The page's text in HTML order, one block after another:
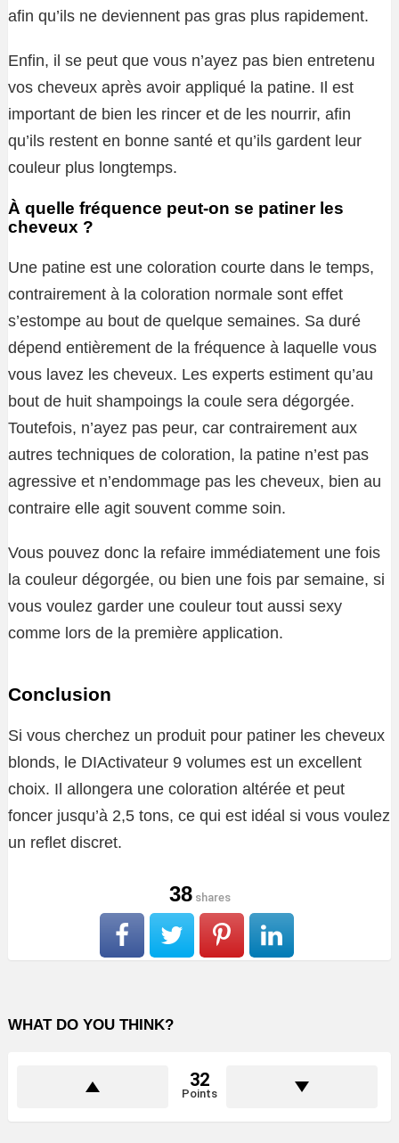
afin qu’ils ne deviennent pas gras plus rapidement.
Enfin, il se peut que vous n’ayez pas bien entretenu
vos cheveux après avoir appliqué la patine. Il est
important de bien les rincer et de les nourrir, afin
qu’ils restent en bonne santé et qu’ils gardent leur
couleur plus longtemps.
À quelle fréquence peut-on se patiner les
cheveux ?
Une patine est une coloration courte dans le temps,
contrairement à la coloration normale sont effet
s’estompe au bout de quelque semaines. Sa duré
dépend entièrement de la fréquence à laquelle vous
vous lavez les cheveux. Les experts estiment qu’au
bout de huit shampoings la coule sera dégorgée.
Toutefois, n’ayez pas peur, car contrairement aux
autres techniques de coloration, la patine n’est pas
agressive et n’endommage pas les cheveux, bien au
contraire elle agit souvent comme soin.
Vous pouvez donc la refaire immédiatement une fois
la couleur dégorgée, ou bien une fois par semaine, si
vous voulez garder une couleur tout aussi sexy
comme lors de la première application.
Conclusion
Si vous cherchez un produit pour patiner les cheveux
blonds, le DIActivateur 9 volumes est un excellent
choix. Il allongera une coloration altérée et peut
foncer jusqu’à 2,5 tons, ce qui est idéal si vous voulez
un reflet discret.
38shares
WHAT DO YOU THINK?
32
Points